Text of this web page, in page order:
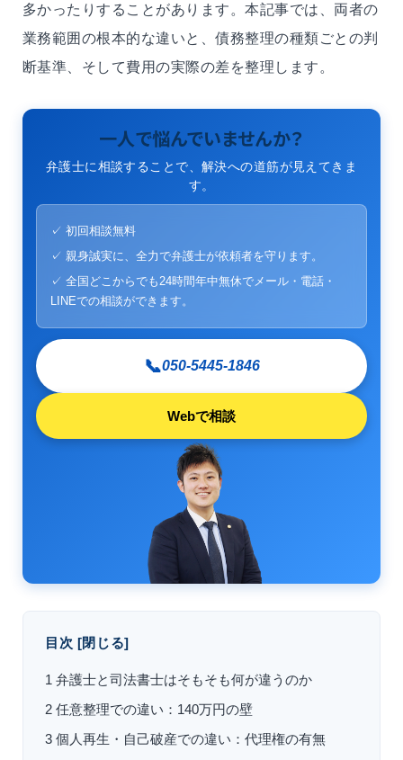
多かったりすることがあります。本記事では、両者の
業務範囲の根本的な違いと、債務整理の種類ごとの判
断基準、そして費用の実際の差を整理します。
一人で悩んでいませんか？
弁護士に相談することで、解決への道筋が見えてきま
す。
✓ 初回相談無料
✓ 親身誠実に、全力で弁護士が依頼者を守ります。
✓ 全国どこからでも24時間年中無休でメール・電話・
LINEでの相談ができます。
📞050-5445-1846
Webで相談
目次 [閉じる]
1 弁護士と司法書士はそもそも何が違うのか
2 任意整理での違い：140万円の壁
3 個人再生・自己破産での違い：代理権の有無